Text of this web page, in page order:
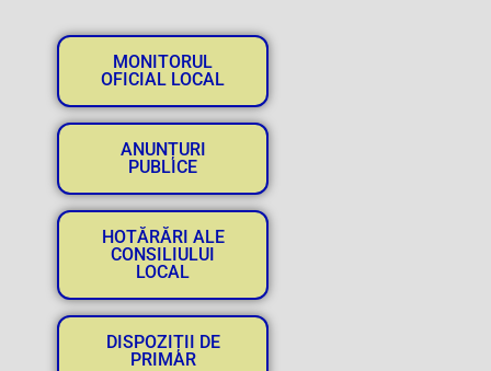
MONITORUL
OFICIAL LOCAL
ANUNȚURI
PUBLICE
HOTĂRĂRI ALE
CONSILIULUI
LOCAL
DISPOZIȚII DE
PRIMAR